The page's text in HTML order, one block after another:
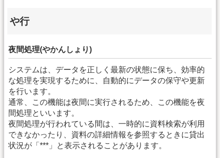
や行
夜間処理(やかんしょり)
システムは、データを正しく最新の状態に保ち、効率的
な処理を実現するために、自動的にデータの保守や更新
を行います。
通常、この機能は夜間に実行されるため、この機能を夜
間処理といいます。
夜間処理が行われている間は、一時的に資料検索が利用
できなかったり、資料の詳細情報を参照するときに貸出
状況が「***」と表示されることがあります。